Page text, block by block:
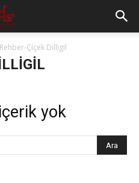
Rehber-Çiçek Dilligil
yok